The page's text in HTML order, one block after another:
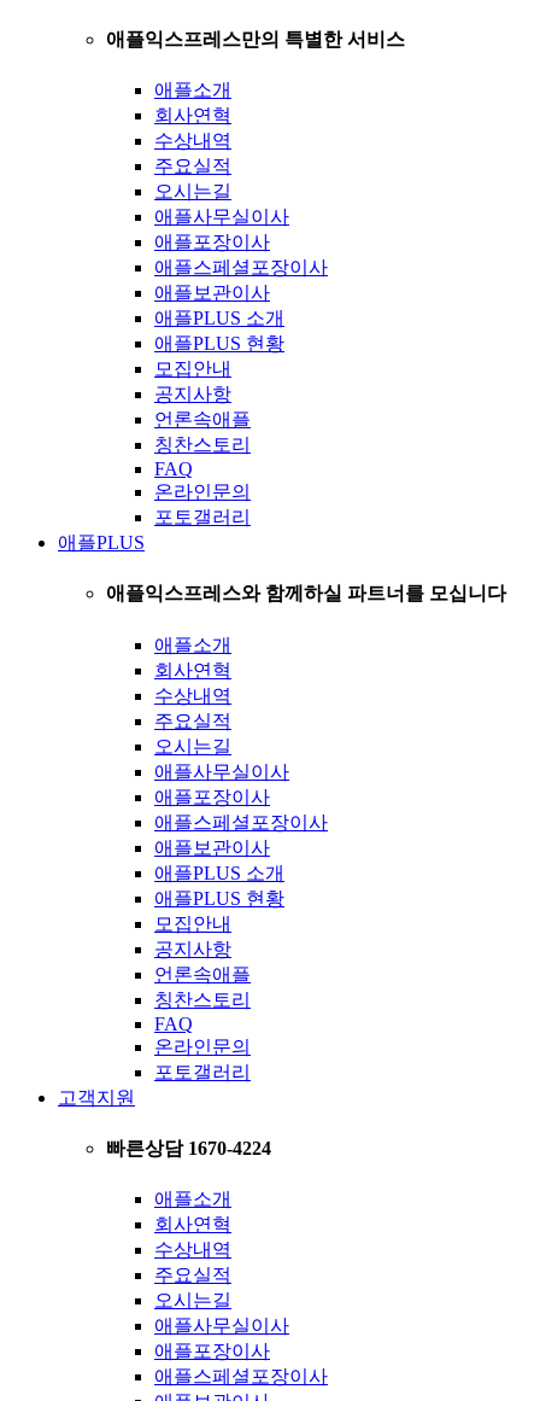
애플익스프레스만의 특별한 서비스
애플소개
회사연혁
수상내역
주요실적
오시는길
애플사무실이사
애플포장이사
애플스페셜포장이사
애플보관이사
애플PLUS 소개
애플PLUS 현황
모집안내
공지사항
언론속애플
칭찬스토리
FAQ
온라인문의
포토갤러리
애플PLUS
애플익스프레스와 함께하실 파트너를 모십니다
애플소개
회사연혁
수상내역
주요실적
오시는길
애플사무실이사
애플포장이사
애플스페셜포장이사
애플보관이사
애플PLUS 소개
애플PLUS 현황
모집안내
공지사항
언론속애플
칭찬스토리
FAQ
온라인문의
포토갤러리
고객지원
빠른상담 1670-4224
애플소개
회사연혁
수상내역
주요실적
오시는길
애플사무실이사
애플포장이사
애플스페셜포장이사